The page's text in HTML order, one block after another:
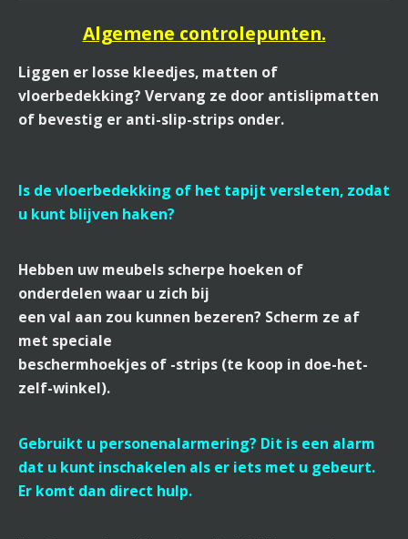
Algemene controlepunten.
Liggen er losse kleedjes, matten of
vloerbedekking? Vervang ze door antislipmatten
of bevestig er anti-slip-strips onder.
Is de vloerbedekking of het tapijt versleten, zodat
u kunt blijven haken?
Hebben uw meubels scherpe hoeken of
onderdelen waar u zich bij
een val aan zou kunnen bezeren? Scherm ze af
met speciale
beschermhoekjes of -strips (te koop in doe-het-
zelf-winkel).
Gebruikt u personenalarmering? Dit is een alarm
dat u kunt inschakelen als er iets met u gebeurt.
Er komt dan direct hulp.